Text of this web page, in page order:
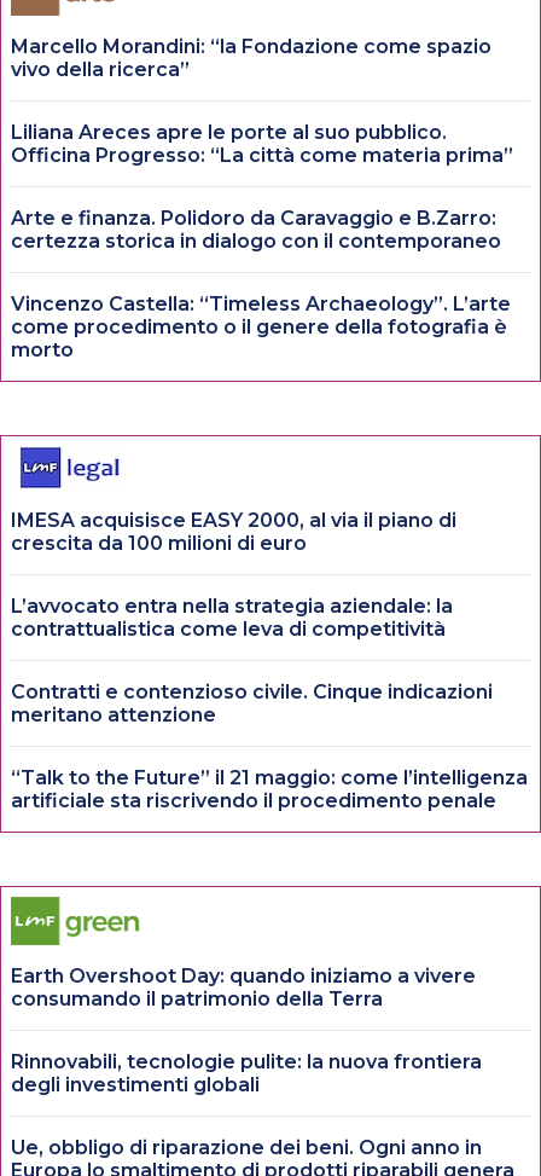
Marcello Morandini: “la Fondazione come spazio
vivo della ricerca”
Liliana Areces apre le porte al suo pubblico.
Officina Progresso: “La città come materia prima”
Arte e finanza. Polidoro da Caravaggio e B.Zarro:
certezza storica in dialogo con il contemporaneo
Vincenzo Castella: “Timeless Archaeology”. L’arte
come procedimento o il genere della fotografia è
morto
IMESA acquisisce EASY 2000, al via il piano di
crescita da 100 milioni di euro
L’avvocato entra nella strategia aziendale: la
contrattualistica come leva di competitività
Contratti e contenzioso civile. Cinque indicazioni
meritano attenzione
“Talk to the Future” il 21 maggio: come l’intelligenza
artificiale sta riscrivendo il procedimento penale
Earth Overshoot Day: quando iniziamo a vivere
consumando il patrimonio della Terra
Rinnovabili, tecnologie pulite: la nuova frontiera
degli investimenti globali
Ue, obbligo di riparazione dei beni. Ogni anno in
Europa lo smaltimento di prodotti riparabili genera